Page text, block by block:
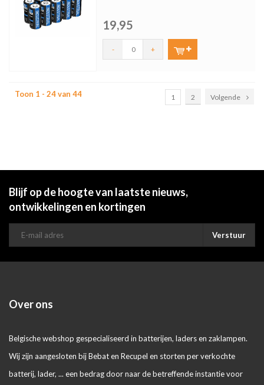
19,95
- +
Toon 1 - 24 van 44 1 2 Volgende
Blijf op de hoogte van laatste nieuws,
ontwikkelingen en kortingen
Verstuur
Over ons
Belgische webshop gespecialiseerd in batterijen, laders en zaklampen.
Wij zijn aangesloten bij Bebat en Recupel en storten per verkochte
batterij, lader, ... een bedrag door naar de betreffende instantie voor